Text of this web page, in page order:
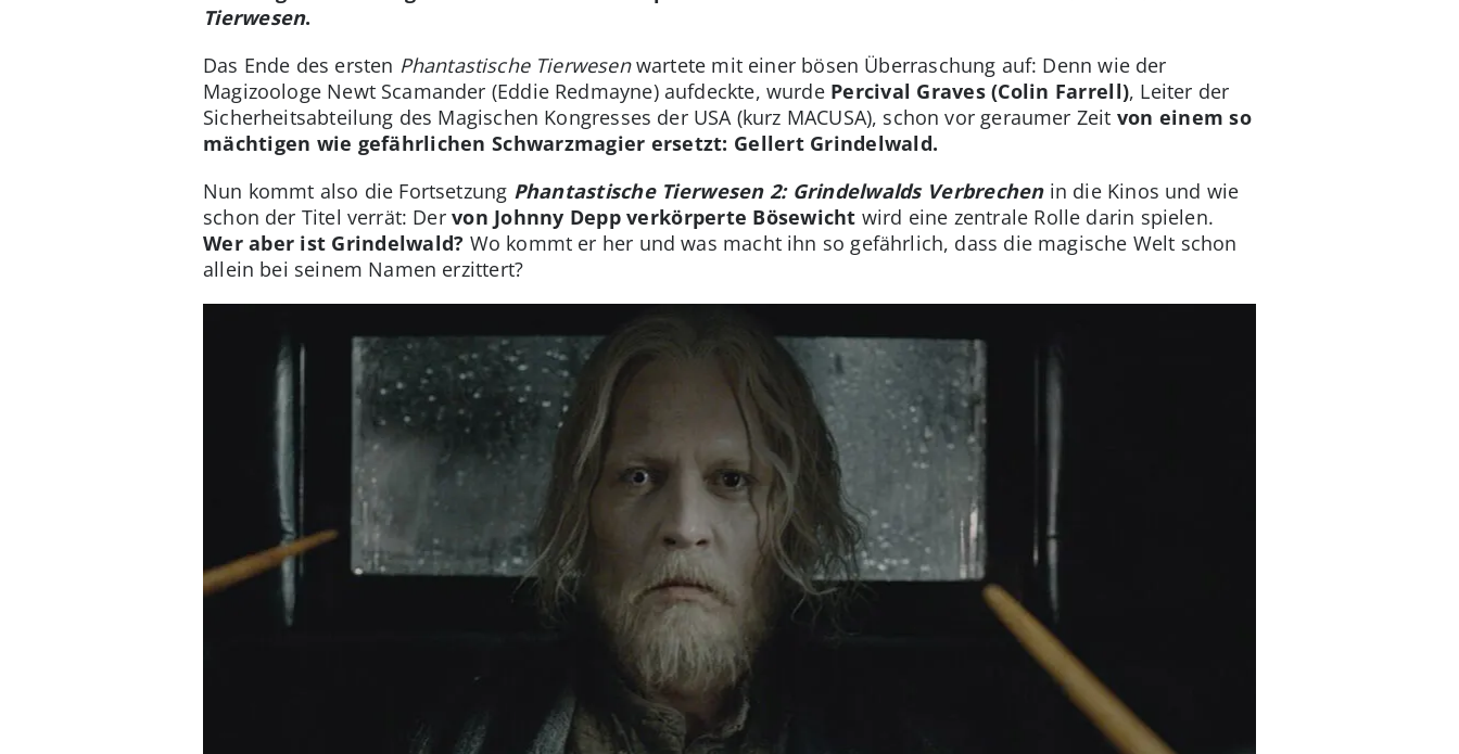
Tierwesen.
Das Ende des ersten Phantastische Tierwesenwartete mit einer bösen Überraschung auf: Denn wie der
Magizoologe Newt Scamander (Eddie Redmayne) aufdeckte, wurde Percival Graves (Colin Farrell), Leiter der
Sicherheitsabteilung des Magischen Kongresses der USA (kurz MACUSA), schon vor geraumer Zeit von einem so
mächtigen wie gefährlichen Schwarzmagier ersetzt: Gellert Grindelwald.
Nun kommt also die Fortsetzung Phantastische Tierwesen 2: Grindelwalds Verbrechenin die Kinos und wie
schon der Titel verrät: Dervon Johnny Depp verkörperte Bösewicht wird eine zentrale Rolle darin spielen.
Wer aber ist Grindelwald? Wo kommt er her und was macht ihn so gefährlich, dass die magische Welt schon
allein bei seinem Namen erzittert?